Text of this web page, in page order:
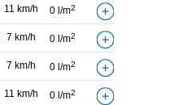
11 km/h 0 l/m2
7 km/h 0 l/m2
7 km/h 0 l/m2
11 km/h 0 l/m2